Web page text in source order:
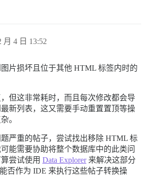
月 4 日 13:52
片损坏且位于其他 HTML 标签内时的
但这非常耗时，而且每次修改都会导
新列表，这又需要手动重置置顶等操
。
严重的帖子，尝试找出移除 HTML 标
能需要协助将整个数据库中的此类问
尝试使用 Data Explorer来解决这部分
否作为 IDE 来执行这些帖子转换操